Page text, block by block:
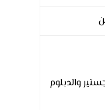
والدبلوم